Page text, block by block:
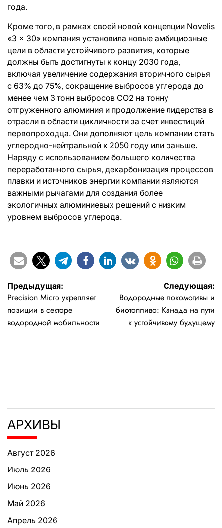
года.
Кроме того, в рамках своей новой концепции Novelis
«3 x 30» компания установила новые амбициозные
цели в области устойчивого развития, которые
должны быть достигнуты к концу 2030 года,
включая увеличение содержания вторичного сырья
с 63% до 75%, сокращение выбросов углерода до
менее чем 3 тонн выбросов CO2 на тонну
отгруженного алюминия и продолжение лидерства в
отрасли в области цикличности за счет инвестиций
первопроходца. Они дополняют цель компании стать
углеродно-нейтральной к 2050 году или раньше.
Наряду с использованием большего количества
переработанного сырья, декарбонизация процессов
плавки и источников энергии компании являются
важными рычагами для создания более
экологичных алюминиевых решений с низким
уровнем выбросов углерода.
Навигация
по
записям
Предыдущая:
Precision Micro укрепляет
позиции в секторе
водородной мобильности
Следующая:
Водородные локомотивы и
биотопливо: Канада на пути
к устойчивому будущему
АРХИВЫ
Август 2026
Июль 2026
Июнь 2026
Май 2026
Апрель 2026